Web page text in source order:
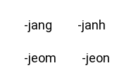
-jang -janh
-jeom -jeon